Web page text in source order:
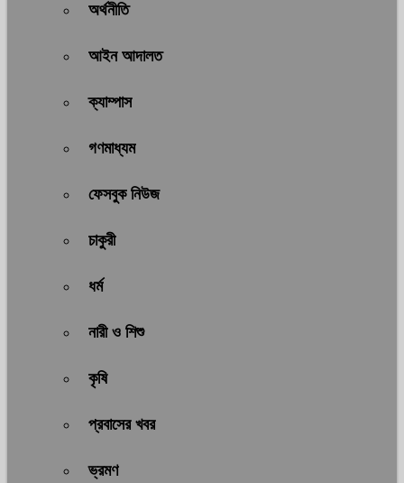
অর্থনীতি
আইন আদালত
ক্যাম্পাস
গণমাধ্যম
ফেসবুক নিউজ
চাকুরী
ধর্ম
নারী ও শিশু
কৃষি
প্রবাসের খবর
ভ্রমণ